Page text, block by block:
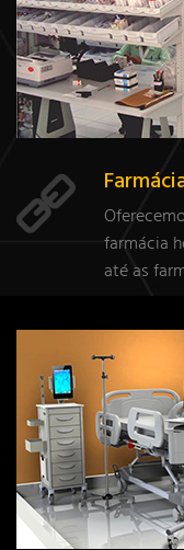
farmácia
até as